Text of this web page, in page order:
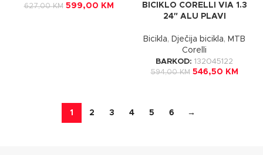
627,00KM 599,00 KM
BICIKLO CORELLI VIA 1.3
24″ ALU PLAVI
Bicikla, Dječija bicikla, MTB
Corelli
BARKOD: 132045122
594,00KM 546,50 KM
1 2 3 4 5 6 →